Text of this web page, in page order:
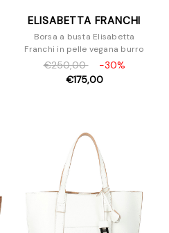
ELISABETTA FRANCHI
Borsa a busta Elisabetta
Franchi in pelle vegana burro
€250,00
-30%
€175,00